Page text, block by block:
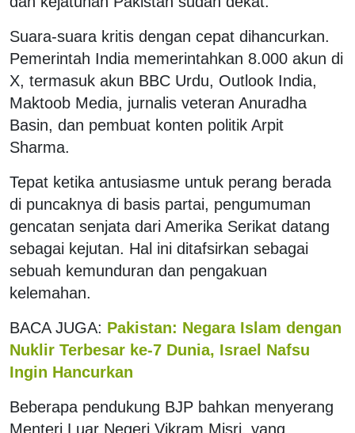
Suara-suara kritis dengan cepat dihancurkan.
Pemerintah India memerintahkan 8.000 akun di
X, termasuk akun BBC Urdu, Outlook India,
Maktoob Media, jurnalis veteran Anuradha
Basin, dan pembuat konten politik Arpit
Sharma.
Tepat ketika antusiasme untuk perang berada
di puncaknya di basis partai, pengumuman
gencatan senjata dari Amerika Serikat datang
sebagai kejutan. Hal ini ditafsirkan sebagai
sebuah kemunduran dan pengakuan
kelemahan.
BACA JUGA: Pakistan: Negara Islam dengan
Nuklir Terbesar ke-7 Dunia, Israel Nafsu
Ingin Hancurkan
Beberapa pendukung BJP bahkan menyerang
Menteri Luar Negeri Vikram Misri, yang